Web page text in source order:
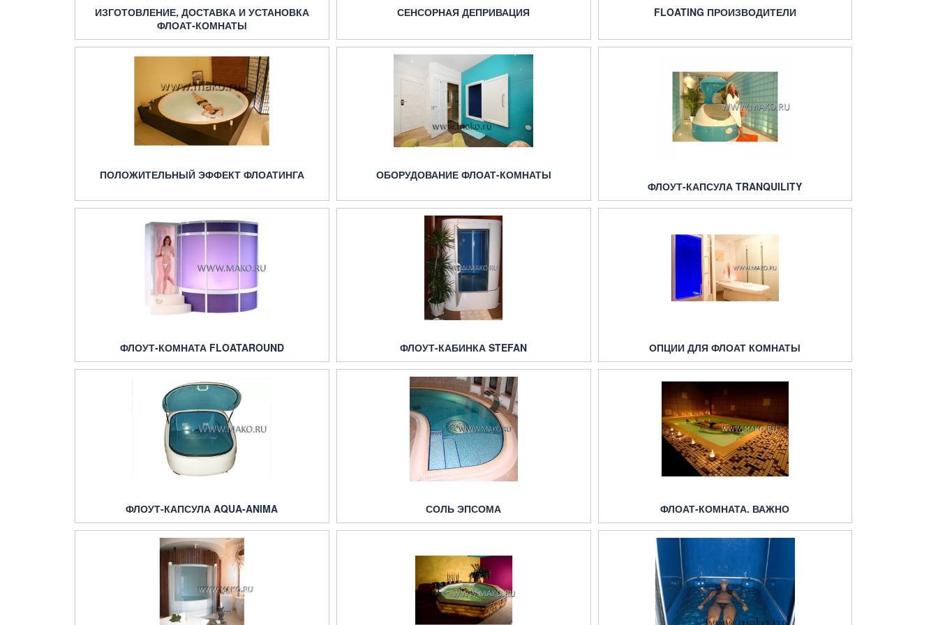
ИЗГОТОВЛЕНИЕ, ДОСТАВКА И УСТАНОВКА
ФЛОАТ-КОМНАТЫ
СЕНСОРНАЯ ДЕПРИВАЦИЯ FLOATING ПРОИЗВОДИТЕЛИ
ПОЛОЖИТЕЛЬНЫЙ ЭФФЕКТ ФЛОАТИНГА
ОБОРУДОВАНИЕ ФЛОАТ-КОМНАТЫ
ФЛОУТ-КАПСУЛА TRANQUILITY
ФЛОУТ-КОМНАТА FLOATAROUND ФЛОУТ-КАБИНКА STEFAN ОПЦИИ ДЛЯ ФЛОАТ КОМНАТЫ
ФЛОУТ-КАПСУЛА AQUA-ANIMA СОЛЬ ЭПСОМА ФЛОАТ-КОМНАТА. ВАЖНО